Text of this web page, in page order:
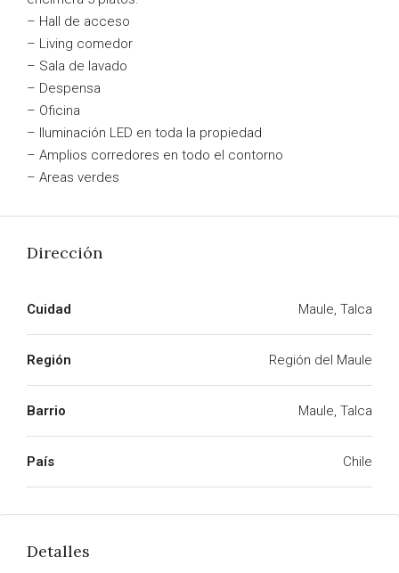
– Hall de acceso
– Living comedor
– Sala de lavado
– Despensa
– Oficina
– Iluminación LED en toda la propiedad
– Amplios corredores en todo el contorno
– Areas verdes
Dirección
Cuidad Maule, Talca
Región Región del Maule
Barrio Maule, Talca
País Chile
Detalles